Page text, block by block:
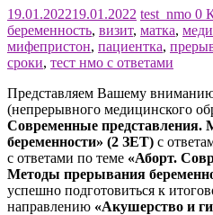
19.01.202219.01.2022 test_nmo 0
беременность, визит, матка,
мифепристон, пациентка,
сроки, тест нмо с ответами
Представляем Вашему
(непрерывного медицинского
Современные
беременности» (2 ЗЕТ) с
с ответами по теме «Аборт.
Методы прерывания
успешно подготовиться к
направлению «Акушерство и